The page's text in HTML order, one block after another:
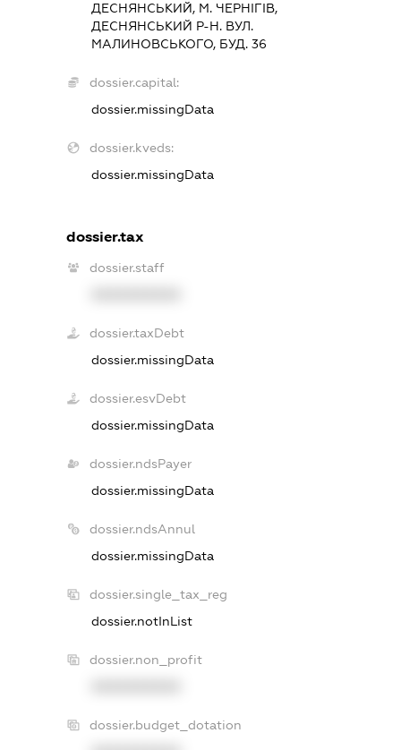
ДЕСНЯНСЬКИЙ, М. ЧЕРНІГІВ,
ДЕСНЯНСЬКИЙ Р-Н. ВУЛ.
МАЛИНОВСЬКОГО, БУД. 36
dossier.capital:
dossier.missingData
dossier.kveds:
dossier.missingData
dossier.tax
dossier.staff
dossier.taxDebt
dossier.missingData
dossier.esvDebt
dossier.missingData
dossier.ndsPayer
dossier.missingData
dossier.ndsAnnul
dossier.missingData
dossier.single_tax_reg
dossier.notInList
dossier.non_profit
dossier.budget_dotation